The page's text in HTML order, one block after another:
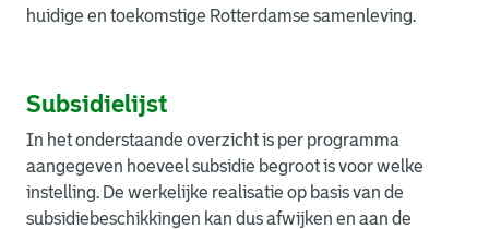
huidige en toekomstige Rotterdamse samenleving.
Subsidielijst
In het onderstaande overzicht is per programma
aangegeven hoeveel subsidie begroot is voor welke
instelling. De werkelijke realisatie op basis van de
subsidiebeschikkingen kan dus afwijken en aan de